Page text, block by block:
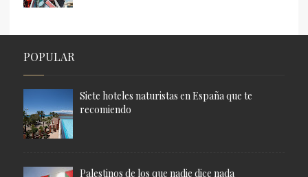
POPULAR
Siete hoteles naturistas en España que te
recomiendo
Palestinos de los que nadie dice nada